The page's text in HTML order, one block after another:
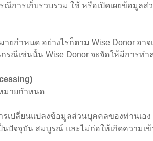
เก็บรวบรวม ใช้ หรือเปิดเผยข้อมูลส่ว
นด อย่างไรก็ตาม Wise Donor อาจ
ณีเช่นนั้น Wise Donor จะจัดให้มีการท
ายกำหนด
ยนแปลงข้อมูลส่วนบุคคลของท่านเอง
ปัจจุบัน สมบูรณ์ และไม่ก่อให้เกิดความเข้